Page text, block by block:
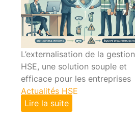
L’externalisation de la gestion
HSE, une solution souple et
efficace pour les entreprises
Actualités HSE
Lire la suite